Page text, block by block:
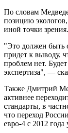
По словам
позицию
иной точки зрения.
"Это должен быть
придет к выводу,
проблем нет.
экспертиза", —
Также Дмитрий
активнее
стандарты, в
что переход
евро-4 с 2012 года